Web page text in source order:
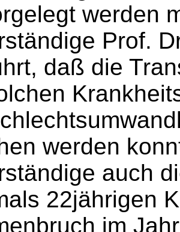
werden
Prof.
daß die
werden
auch
22jährigen
im